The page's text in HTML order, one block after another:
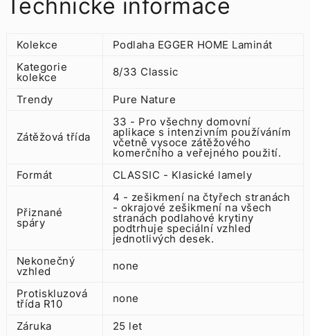
Technické informace
Kolekce
Podlaha EGGER HOME Laminát
Kategorie
kolekce 8/33 Classic
Trendy Pure Nature
Zátěžová třída
33 - Pro všechny domovní
aplikace s intenzivním používáním
včetně vysoce zátěžového
komerčního a veřejného použití.
Formát
CLASSIC - Klasické lamely
Přiznané
spáry
4 - zešikmení na čtyřech stranách
- okrajové zešikmení na všech
stranách podlahové krytiny
podtrhuje speciální vzhled
jednotlivých desek.
Nekonečný
vzhled none
Protiskluzová
třída R10 none
Záruka
25 let